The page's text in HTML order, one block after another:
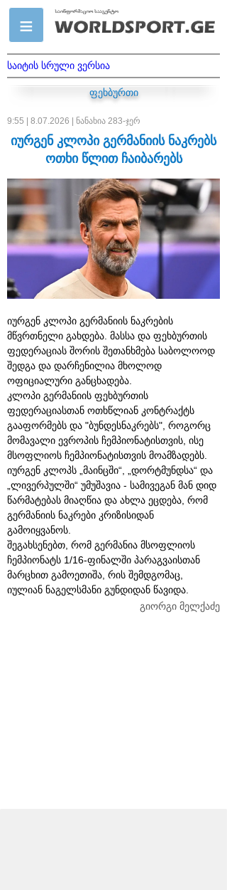
საიტის სრული ვერსია
ფეხბურთი
9:55 | 8.07.2026 | ნანახია 283-ჯერ
იურგენ კლოპი გერმანიის ნაკრებს
ოთხი წლით ჩაიბარებს
იურგენ კლოპი გერმანიის ნაკრების
მწვრთნელი გახდება. მასსა და ფეხბურთის
ფედერაციას შორის შეთანხმება საბოლოოდ
შედგა და დარჩენილია მხოლოდ
ოფიციალური განცხადება.
კლოპი გერმანიის ფეხბურთის
ფედერაციასთან ოთხწლიან კონტრაქტს
გააფორმებს და "ბუნდესნაკრებს", როგორც
მომავალი ევროპის ჩემპიონატისთვის, ისე
მსოფლიოს ჩემპიონატისთვის მოამზადებს.
იურგენ კლოპს „მაინცში“, „დორტმუნდსა“ და
„ლივერპულში“ უმუშავია - სამივეგან მან დიდ
წარმატებას მიაღწია და ახლა ეცდება, რომ
გერმანიის ნაკრები კრიზისიდან
გამოიყვანოს.
შეგახსენებთ, რომ გერმანია მსოფლიოს
ჩემპიონატს 1/16-ფინალში პარაგვაისთან
მარცხით გამოეთიშა, რის შემდგომაც,
იულიან ნაგელსმანი გუნდიდან წავიდა.
გიორგი მელქაძე